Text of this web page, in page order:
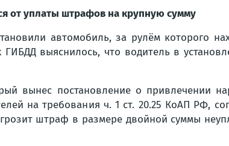
от уплаты штрафов на крупную сумму
автомобиль, за рулём которого
выяснилось, что водитель в
вынес постановление о привлечении
на требования ч. 1 ст. 20.25 КоАП РФ,
штраф в размере двойной суммы